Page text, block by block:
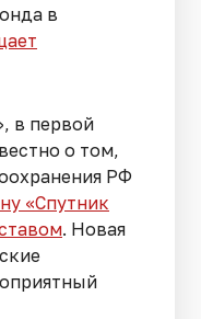
в
в первой
о том,
РФ
«Спутник
. Новая